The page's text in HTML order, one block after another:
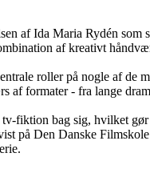
af Ida Maria Rydén som
af kreativt
roller på nogle af de
formater - fra lange
fiktion bag sig, hvilket
på Den Danske